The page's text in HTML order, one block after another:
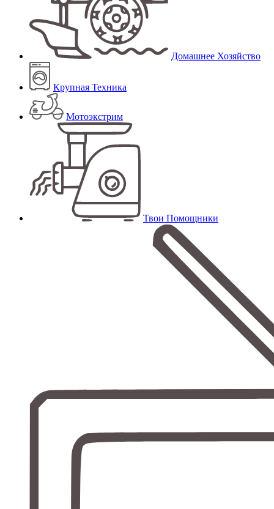
Домашнее Хозяйство
Крупная Техника
Мотоэкстрим
Твои Помощники